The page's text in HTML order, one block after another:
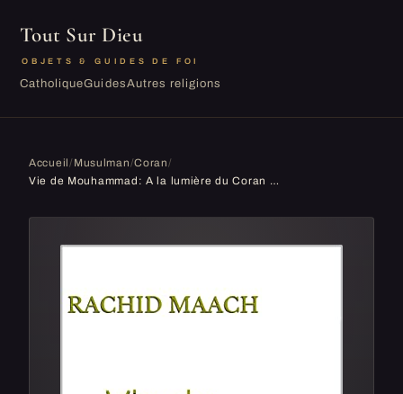
Tout Sur Dieu
OBJETS & GUIDES DE FOI
CatholiqueGuidesAutres religions
Accueil/ Musulman/Coran/
Vie de Mouhammad: A la lumière du Coran et des deux recueils authentiques